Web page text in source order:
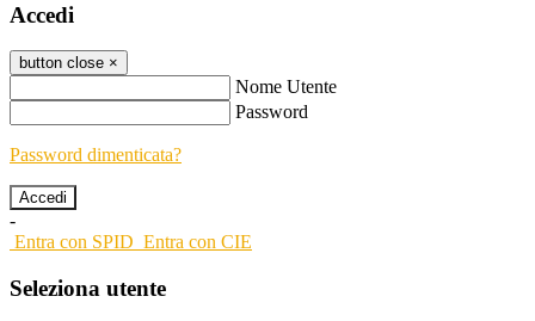
Accedi
button close ×
Nome Utente
Password
Password dimenticata?
-
Entra con SPID Entra con CIE
Seleziona utente